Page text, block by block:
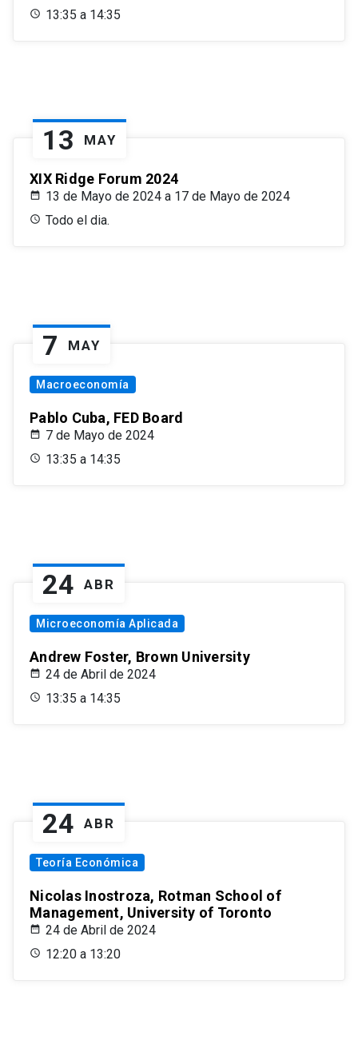
13:35 a 14:35
13 MAY
XIX Ridge Forum 2024
13 de Mayo de 2024 a 17 de Mayo de 2024
Todo el dia.
7 MAY
Macroeconomía
Pablo Cuba, FED Board
7 de Mayo de 2024
13:35 a 14:35
24 ABR
Microeconomía Aplicada
Andrew Foster, Brown University
24 de Abril de 2024
13:35 a 14:35
24 ABR
Teoría Económica
Nicolas Inostroza, Rotman School of
Management, University of Toronto
24 de Abril de 2024
12:20 a 13:20